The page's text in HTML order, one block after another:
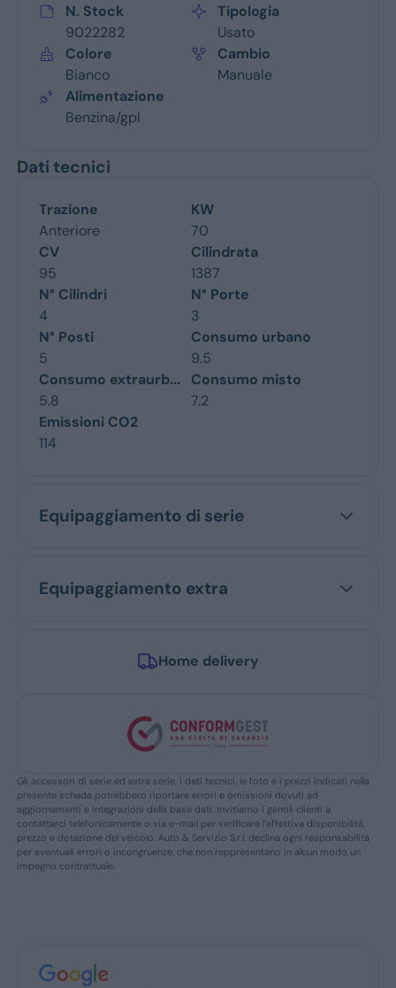
N. Stock
9022282
Tipologia
Usato
Colore
Bianco
Cambio
Manuale
Alimentazione
Benzina/gpl
Dati tecnici
Trazione
Anteriore
KW
70
CV
95
Cilindrata
1387
N° Cilindri
4
N° Porte
3
N° Posti
5
Consumo urbano
9.5
Consumo extraurb...
5.8
Consumo misto
7.2
Emissioni CO2
114
Equipaggiamento di serie
Equipaggiamento extra
Home delivery
Gli accessori di serie ed extra serie, i dati tecnici, le foto e i prezzi indicati nella
presente scheda potrebbero riportare errori e omissioni dovuti ad
aggiornamenti e integrazioni della base dati. Invitiamo i gentili clienti a
contattarci telefonicamente o via e-mail per verificare l’effettiva disponibilità,
prezzo e dotazione del veicolo. Auto & Servizio S.r.l. declina ogni responsabilità
per eventuali errori o incongruenze, che non reppresentano in alcun modo un
impegno contrattuale.